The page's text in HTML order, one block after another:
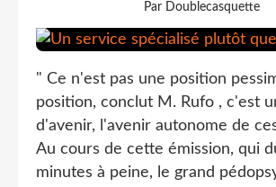
Par Doublecasquette
" Ce n'est pas une position
position, conclut M. Rufo , c'est
d'avenir, l'avenir autonome de
Au cours de cette émission, qui
minutes à peine, le grand